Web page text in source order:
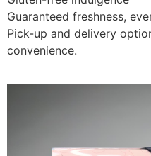
Guaranteed freshness,
Pick-up and delivery
convenience.